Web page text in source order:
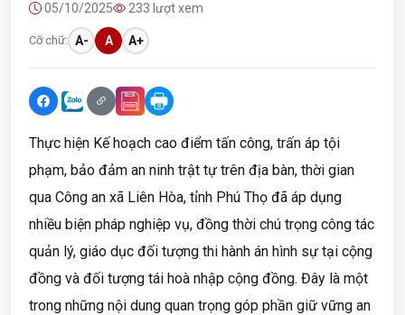
05/10/2025 233 lượt xem
Cỡ chữ: A- A A+
Thực hiện Kế hoạch cao điểm tấn công, trấn áp tội
phạm, bảo đảm an ninh trật tự trên địa bàn, thời gian
qua Công an xã Liên Hòa, tỉnh Phú Thọ đã áp dụng
nhiều biện pháp nghiệp vụ, đồng thời chú trọng công tác
quản lý, giáo dục đối tượng thi hành án hình sự tại cộng
đồng và đối tượng tái hoà nhập cộng đồng. Đây là một
trong những nội dung quan trọng góp phần giữ vững an